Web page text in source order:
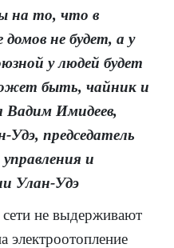
на то, что в
не будет, а у
у людей будет
быть, чайник и
Вадим Имидеев,
председатель
и
Улан-Удэ
не выдерживают
электроотопление